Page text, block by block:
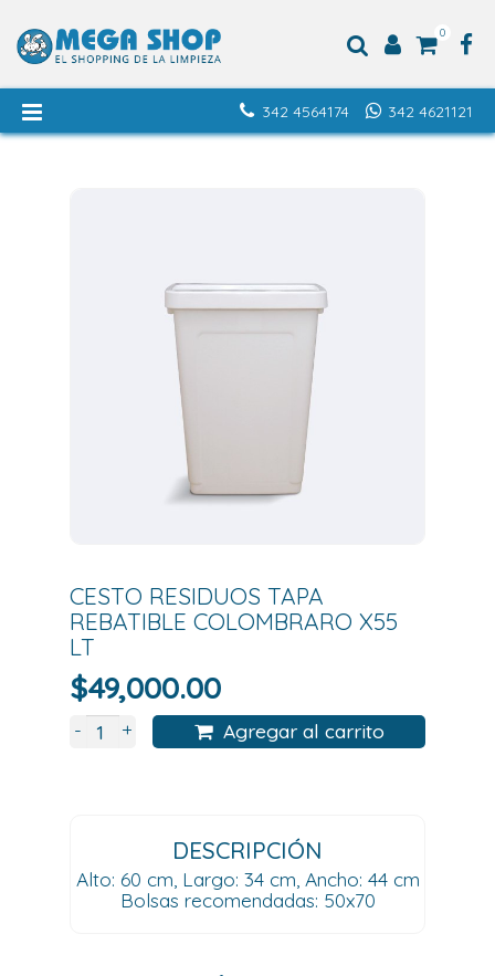
0
342 4621121
342 4564174
CESTO RESIDUOS TAPA
REBATIBLE COLOMBRARO X55
LT
$49,000.00
- + Agregar al carrito
DESCRIPCIÓN
Alto: 60 cm, Largo: 34 cm, Ancho: 44 cm
Bolsas recomendadas: 50x70